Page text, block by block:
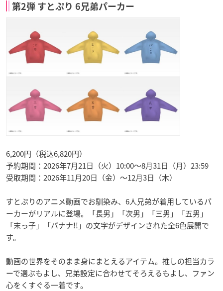
第2弾 すとぷり 6兄弟パーカー
6,200円（税込6,820円）
予約期間：2026年7月21日（火）10:00〜8月31日（月）23:59
受取期間：2026年11月20日（金）〜12月3日（木）
すとぷりのアニメ動画でお馴染み、6人兄弟が着用しているパ
ーカーがリアルに登場。「長男」「次男」「三男」「五男」
「末っ子」「バナナ!!」の文字がデザインされた全6色展開で
す。
動画の世界をそのまま身にまとえるアイテム。推しの担当カラ
ーで選ぶもよし、兄弟設定に合わせてそろえるもよし、ファン
心をくすぐる一着です。